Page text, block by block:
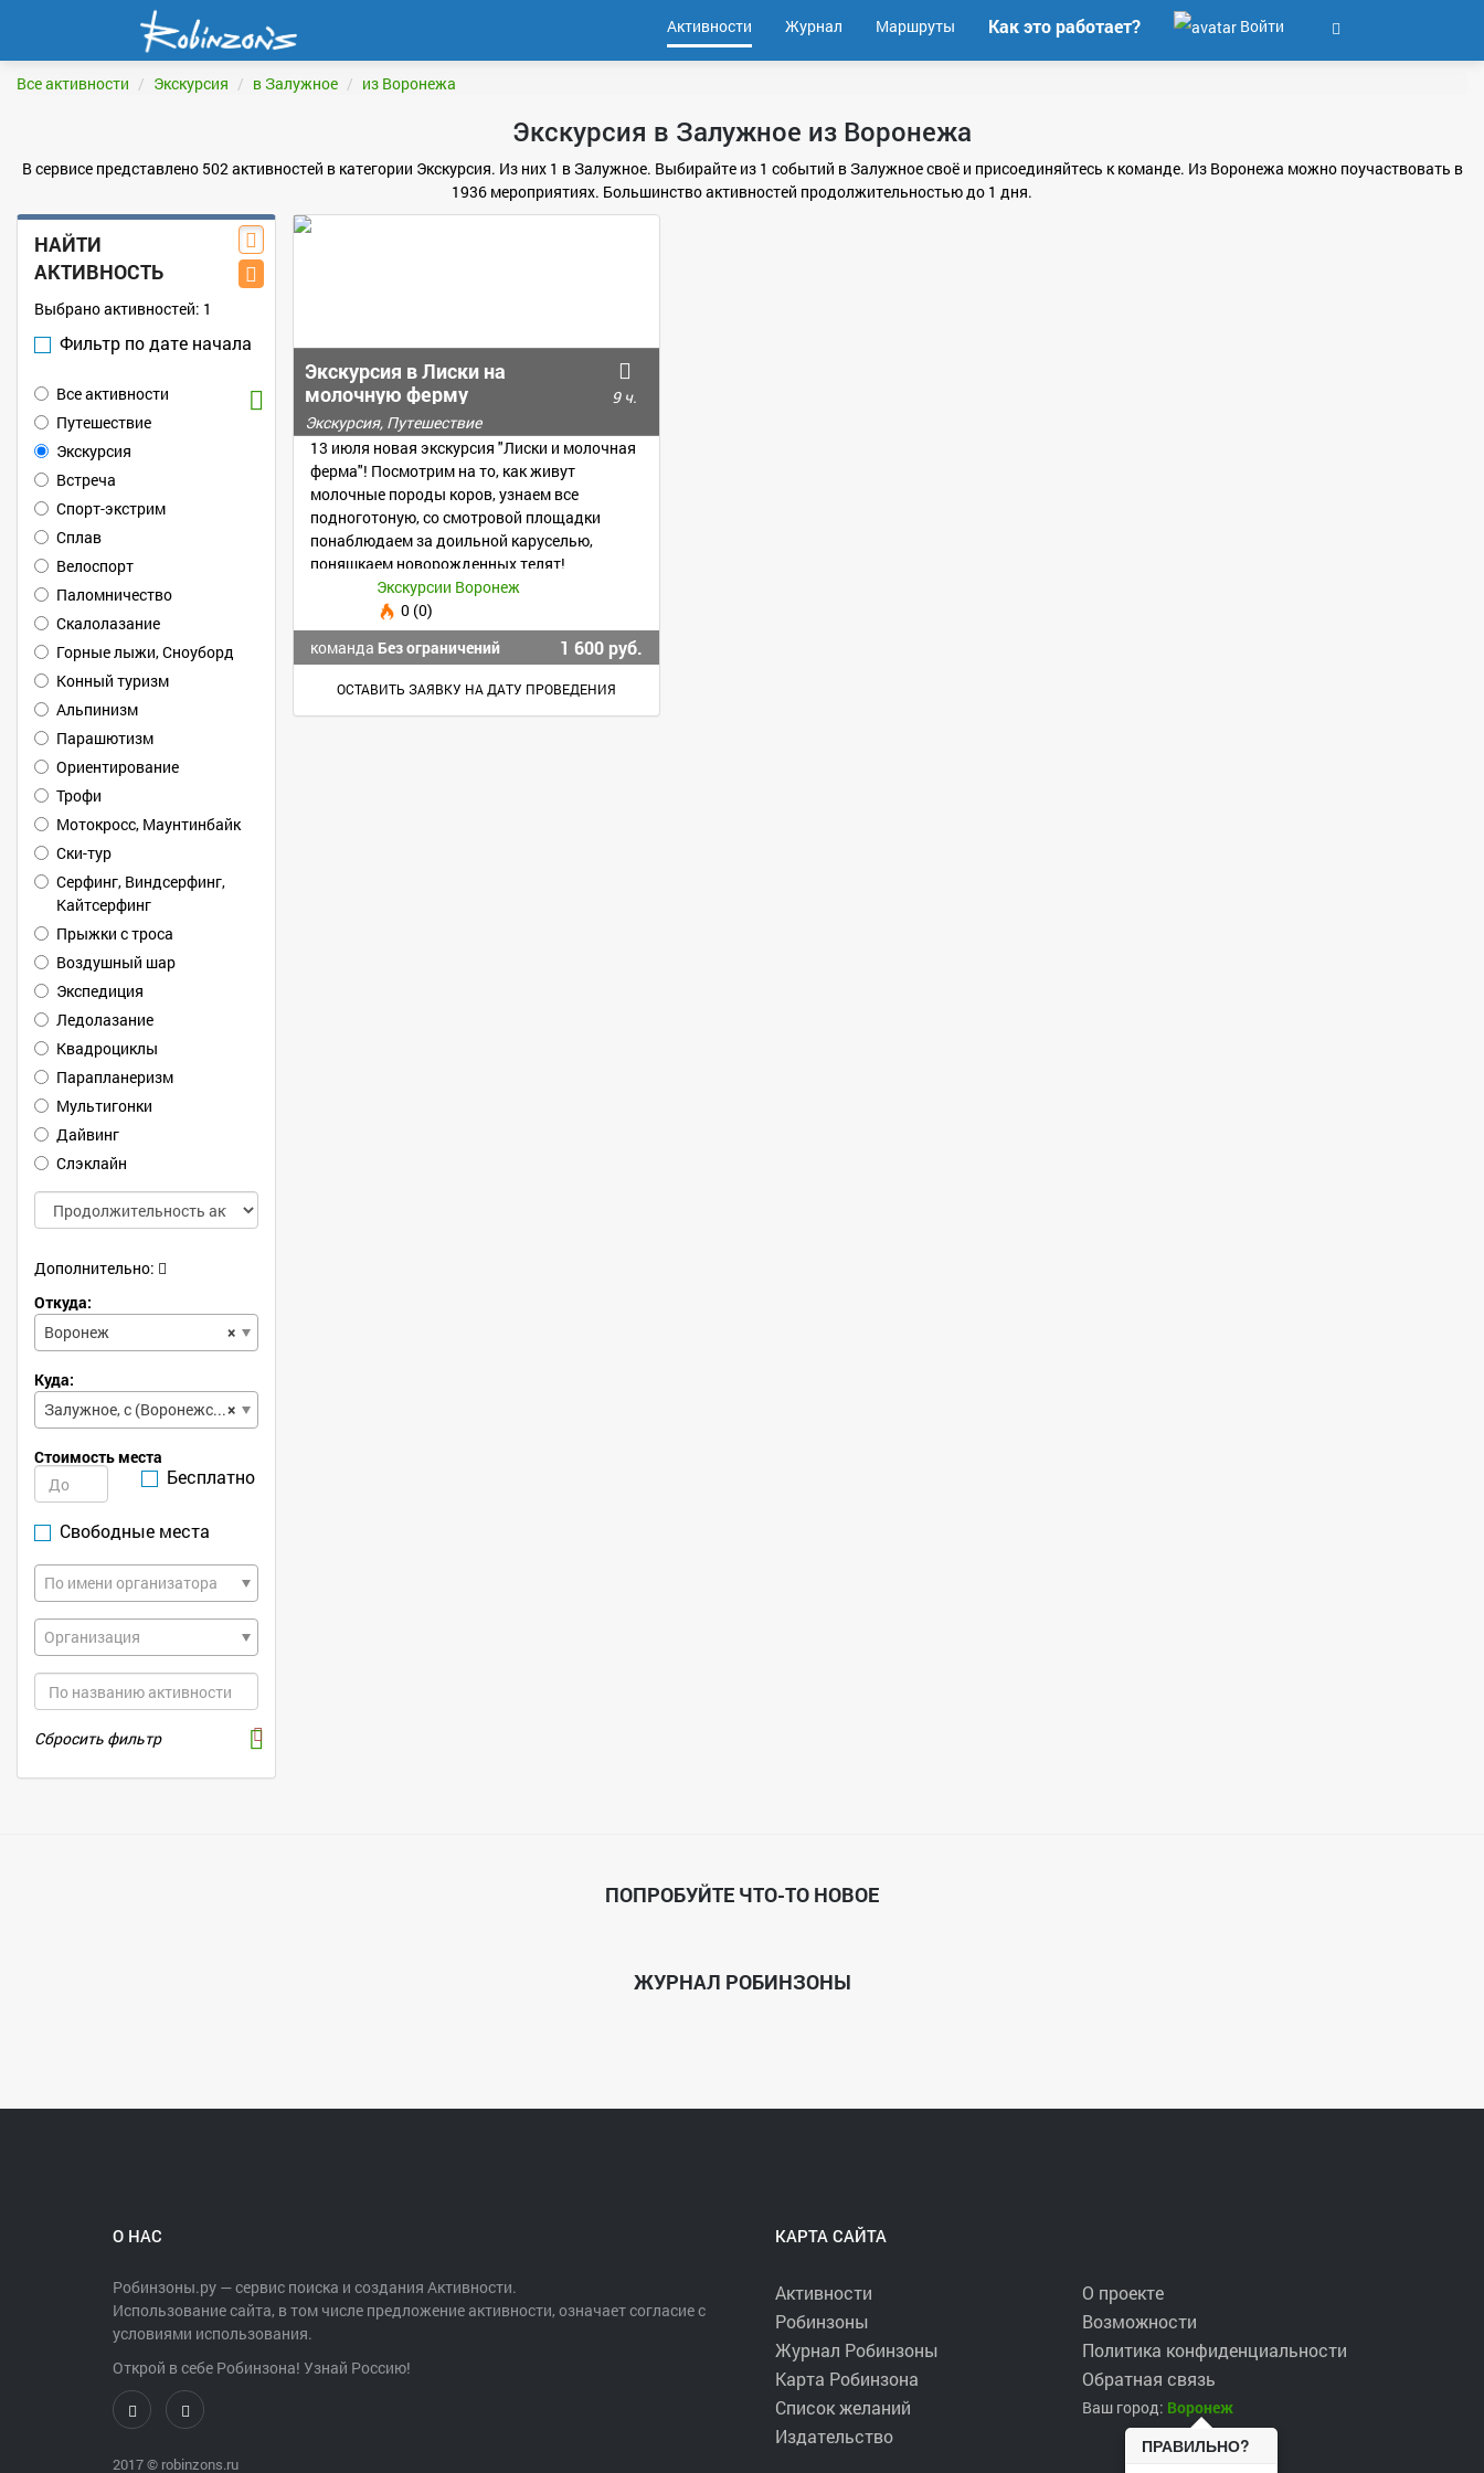
Активности Журнал Маршруты Как это работает? Войти
Все активности Экскурсия в Залужное из Воронежа
Экскурсия в Залужное из Воронежа
В сервисе представлено 502 активностей в категории Экскурсия. Из них 1 в Залужное. Выбирайте из 1 событий в Залужное своё и присоединяйтесь к команде. Из Воронежа можно поучаствовать в
1936 мероприятиях. Большинство активностей продолжительностью до 1 дня.
НАЙТИ
АКТИВНОСТЬ
Выбрано активностей: 1
Фильтр по дате начала
Все активности
Путешествие
Экскурсия
Встреча
Спорт-экстрим
Сплав
Велоспорт
Паломничество
Скалолазание
Горные лыжи, Сноуборд
Конный туризм
Альпинизм
Парашютизм
Ориентирование
Трофи
Мотокросс, Маунтинбайк
Ски-тур
Серфинг, Виндсерфинг,
Кайтсерфинг
Прыжки с троса
Воздушный шар
Экспедиция
Ледолазание
Квадроциклы
Парапланеризм
Мультигонки
Дайвинг
Слэклайн
Дополнительно:
Откуда:
×
Воронеж
Куда:
×
Залужное, с (Воронежская, обл)
Стоимость места
Бесплатно
Свободные места
По имени организатора
Организация
Сбросить фильтр
Экскурсия в Лиски на
молочную ферму
9 ч.
Экскурсия, Путешествие
13 июля новая экскурсия "Лиски и молочная
ферма"! Посмотрим на то, как живут
молочные породы коров, узнаем все
подноготоную, со смотровой площадки
понаблюдаем за доильной каруселью,
поняшкаем новорожденных телят!
Обязательно продегустируем продукцию!
Экскурсии Воронеж
0 (0)
команда Без ограничений 1 600 руб.
ОСТАВИТЬ ЗАЯВКУ НА ДАТУ ПРОВЕДЕНИЯ
ПОПРОБУЙТЕ ЧТО-ТО НОВОЕ
ЖУРНАЛ РОБИНЗОНЫ
О НАС
Робинзоны.ру — сервис поиска и создания Активности.
Использование сайта, в том числе предложение активности, означает согласие с
условиями использования.
Открой в себе Робинзона! Узнай Россию!
КАРТА САЙТА
Активности
Робинзоны
Журнал Робинзоны
Карта Робинзона
Список желаний
Издательство
О проекте
Возможности
Политика конфиденциальности
Обратная связь
Ваш город: Воронеж
ПРАВИЛЬНО?
2017 © robinzons.ru